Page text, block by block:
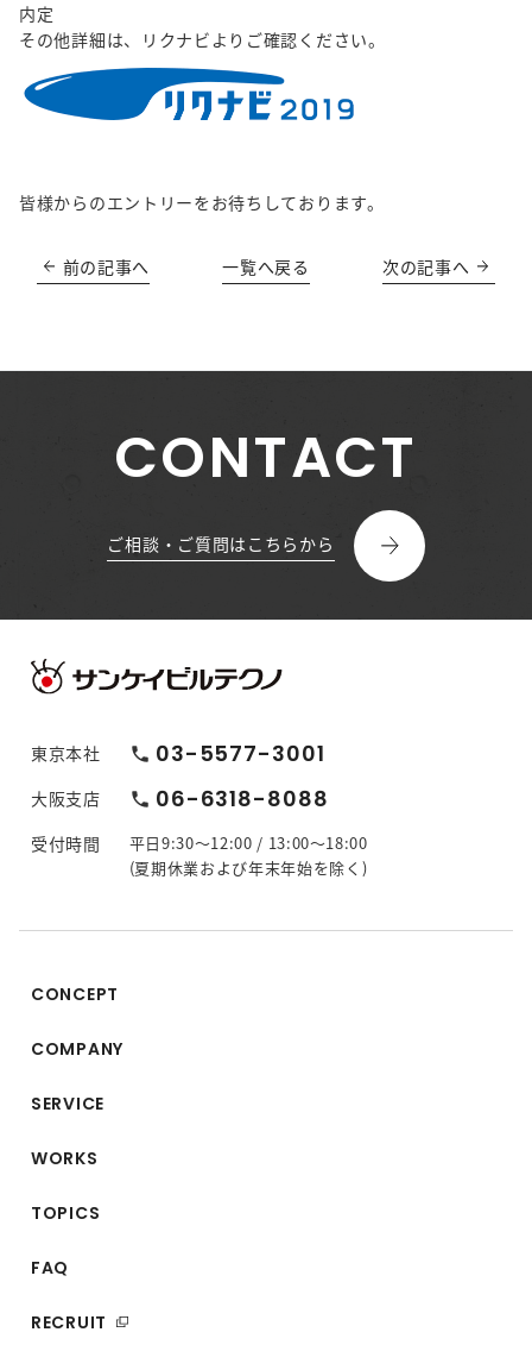
内定
その他詳細は、リクナビよりご確認ください。
皆様からのエントリーをお待ちしております。
前の記事へ 一覧へ戻る 次の記事へ
CONTACT
ご相談・ご質問はこちらから
東京本社 phone 03-5577-3001
大阪支店 phone 06-6318-8088
受付時間
平日9:30〜12:00 / 13:00〜18:00
(夏期休業および年末年始を除く)
CONCEPT
COMPANY
SERVICE
WORKS
TOPICS
FAQ
RECRUIT